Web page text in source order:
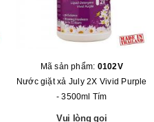
Mã sản phẩm: 0102V
Nước giặt xả July 2X Vivid Purple
- 3500ml Tím
Vui lòng gọi